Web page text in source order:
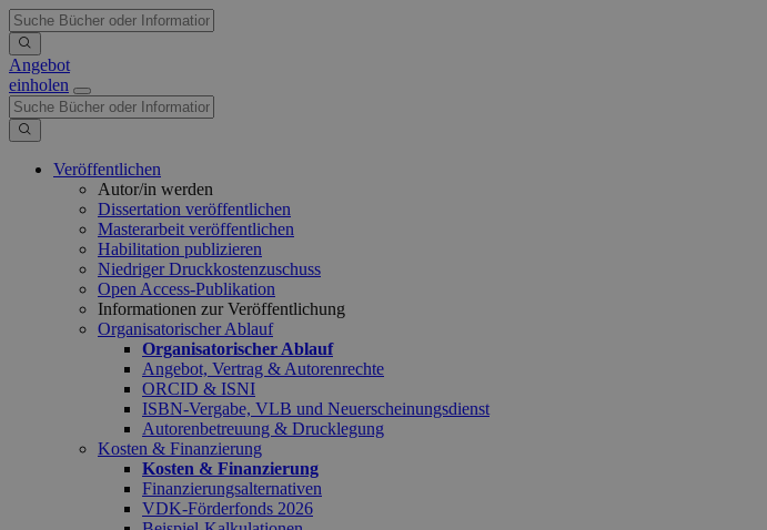
Angebot
einholen
Veröffentlichen
Autor/in werden
Dissertation veröffentlichen
Masterarbeit veröffentlichen
Habilitation publizieren
Niedriger Druckkostenzuschuss
Open Access-Publikation
Informationen zur Veröffentlichung
Organisatorischer Ablauf
Organisatorischer Ablauf
Angebot, Vertrag & Autorenrechte
ORCID & ISNI
ISBN-Vergabe, VLB und Neuerscheinungsdienst
Autorenbetreuung & Drucklegung
Kosten & Finanzierung
Kosten & Finanzierung
Finanzierungsalternativen
VDK-Förderfonds 2026